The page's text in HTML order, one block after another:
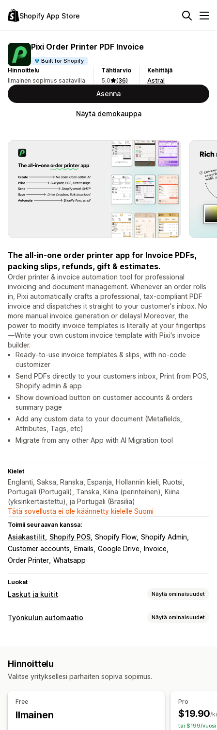
Shopify App Store
Pixi Order Printer PDF Invoice
Built for Shopify
Hinnoittelu
Ilmainen sopimus saatavilla
Tähtiarvio
5,0
(36)
Kehittäjä
Astral
Asenna
Näytä demokauppa
The all-in-one order printer app for Invoice PDFs,
packing slips, refunds, gift & estimates.
Order printer & invoice automation tool for professional
invoicing and document management. Whenever an order rolls
in, Pixi automatically crafts a professional, tax-compliant PDF
invoice and dispatches it straight to your customer's inbox. No
more manual invoice generation or delays! Moreover, the
power to modify invoice templates is literally at your fingertips
—Write your own custom invoice template with Pixi's invoice
builder.
Ready-to-use invoice templates & slips, with no-code
customizer
Send PDFs directly to your customers inbox, Print from POS,
Shopify admin & app
Show download button on customer accounts & orders
summary page
Add any custom data to your document (Metafields,
Attributes, Tags, etc)
Migrate from any other App with AI Migration tool
Kielet
Englanti, Saksa, Ranska, Espanja, Hollannin kieli, Ruotsi,
Portugali (Portugali), Tanska, Kiina (perinteinen), Kiina
(yksinkertaistettu), ja Portugali (Brasilia)
Tätä sovellusta ei ole käännetty kielelle Suomi
Toimii seuraavan kanssa:
Asiakastilit Shopify POS Shopify Flow Shopify Admin
Customer accounts
Emails Google Drive
Invoice
Order Printer Whatsapp
Luokat
Laskut ja kuitit Näytä ominaisuudet
Asiakirjatyypit
Lähetystarrat
Väri ja fontti
Myyjän sähköposti
Viivakoodit
Työnkulun automaatio Näytä ominaisuudet
Tilausten täyttäminen
Tilausten käsittely
Mukautetut käynnistimet
Mallit
Hinnoittelu
Valitse yrityksellesi parhaiten sopiva sopimus.
Free
Ilmainen
Pro
$19.90/
tai $199/vuosi